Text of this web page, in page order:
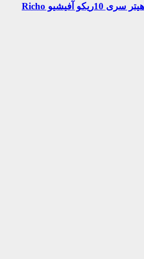
چرخ دنده سر هات هیتر سری 10ریکو آفیشیو Richo